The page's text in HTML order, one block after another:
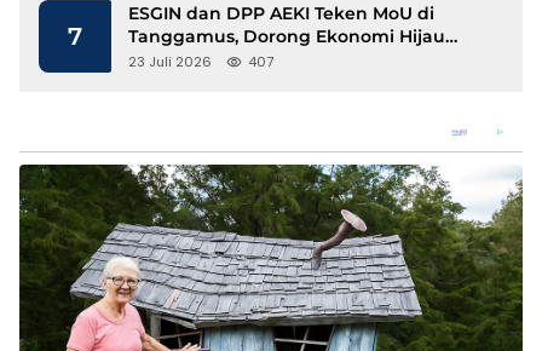
7
ESGIN dan DPP AEKI Teken MoU di
Tanggamus, Dorong Ekonomi Hijau
Berbasis Kopi dan Perdagangan Karbon
23 Juli 2026 407